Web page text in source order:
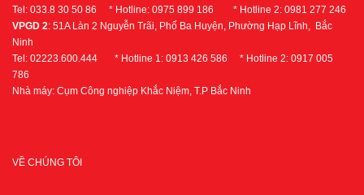
Tel: 033.8 30 50 86 * Hotline: 0975 899 186 * Hotline 2: 0981 277 246
VPGD 2: 51A Làn 2 Nguyễn Trãi, Phố Ba Huyện, Phường Hạp Lĩnh, Bắc
Ninh
Tel: 02223.600.444 * Hotline 1: 0913 426 586 * Hotline 2: 0917 005
786
Nhà máy: Cụm Công nghiệp Khắc Niệm, T.P Bắc Ninh
VỀ CHÚNG TÔI